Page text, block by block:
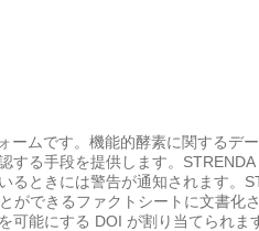
ムです。機能的酵素に関するデ
る手段を提供します。
ときには警告が通知されます。
ができるファクトシートに文書
能にする DOI が割り当てられ